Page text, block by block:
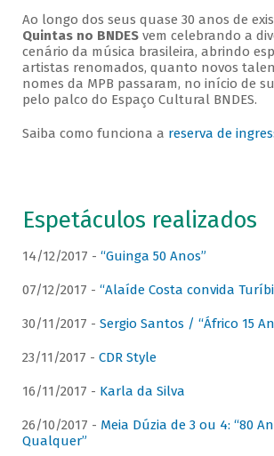
Ao longo dos seus quase 30 anos de
Quintas no BNDESvem celebrando a
cenário da música brasileira, abrindo
artistas renomados, quanto novos
nomes da MPB passaram, no início de
pelo palco do Espaço Cultural BNDES.
Saiba como funciona a reserva de
Espetáculos realizados
14/12/2017 - “Guinga 50 Anos”
07/12/2017 - “Alaíde Costa convida
30/11/2017 - Sergio Santos / “Áfrico 15
23/11/2017 - CDR Style
16/11/2017 - Karla da Silva
26/10/2017 - Meia Dúzia de 3 ou 4: “80
Qualquer”